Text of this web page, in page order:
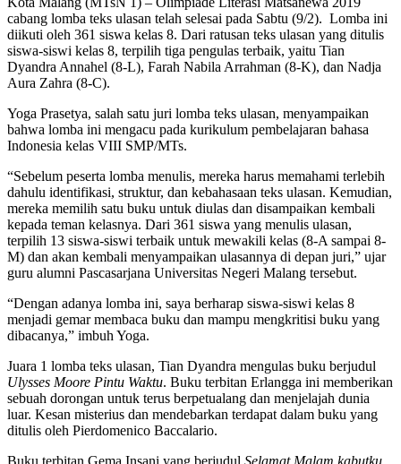
cabang lomba teks ulasan telah selesai pada Sabtu (9/2). Lomba ini
diikuti oleh 361 siswa kelas 8. Dari ratusan teks ulasan yang ditulis
siswa-siswi kelas 8, terpilih tiga pengulas terbaik, yaitu Tian
Dyandra Annahel (8-L), Farah Nabila Arrahman (8-K), dan Nadja
Aura Zahra (8-C).
Yoga Prasetya, salah satu juri lomba teks ulasan, menyampaikan
bahwa lomba ini mengacu pada kurikulum pembelajaran bahasa
Indonesia kelas VIII SMP/MTs.
“Sebelum peserta lomba menulis, mereka harus memahami terlebih
dahulu identifikasi, struktur, dan kebahasaan teks ulasan. Kemudian,
mereka memilih satu buku untuk diulas dan disampaikan kembali
kepada teman kelasnya. Dari 361 siswa yang menulis ulasan,
terpilih 13 siswa-siswi terbaik untuk mewakili kelas (8-A sampai 8-
M) dan akan kembali menyampaikan ulasannya di depan juri,” ujar
guru alumni Pascasarjana Universitas Negeri Malang tersebut.
“Dengan adanya lomba ini, saya berharap siswa-siswi kelas 8
menjadi gemar membaca buku dan mampu mengkritisi buku yang
dibacanya,” imbuh Yoga.
Juara 1 lomba teks ulasan, Tian Dyandra mengulas buku berjudul
Ulysses Moore Pintu Waktu. Buku terbitan Erlangga ini memberikan
sebuah dorongan untuk terus berpetualang dan menjelajah dunia
luar. Kesan misterius dan mendebarkan terdapat dalam buku yang
ditulis oleh Pierdomenico Baccalario.
Buku terbitan Gema Insani yang berjudul Selamat Malam kabutku